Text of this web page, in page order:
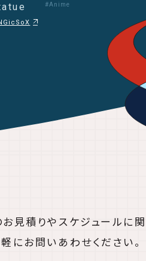
#Anime
お見積りやスケジュールに
にお問いあわせください。